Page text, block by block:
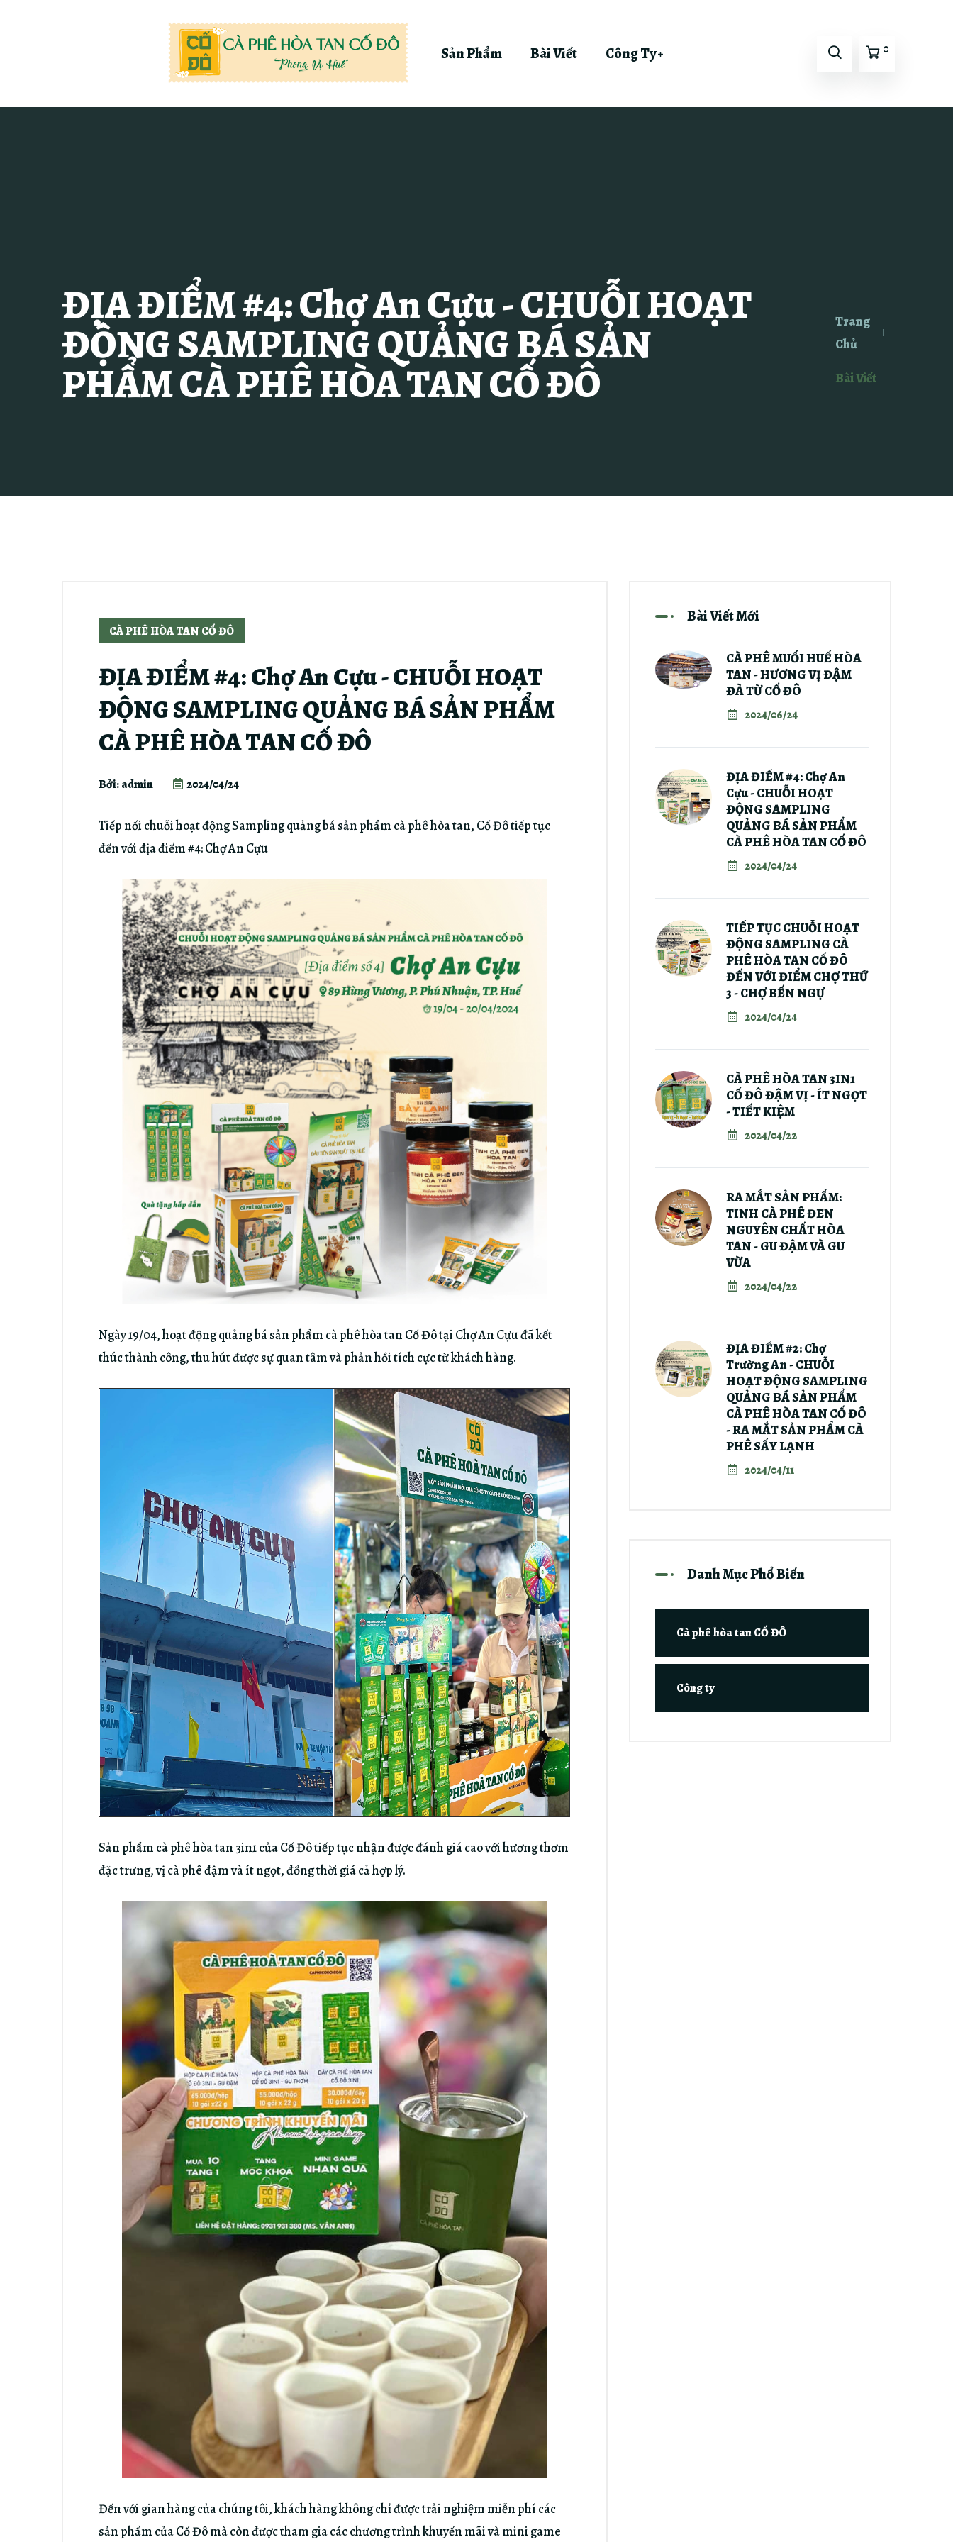
Sản Phẩm Bài Viết Công Ty 0
ĐỊA ĐIỂM #4: Chợ An Cựu - CHUỖI HOẠT
ĐỘNG SAMPLING QUẢNG BÁ SẢN
PHẨM CÀ PHÊ HÒA TAN CỐ ĐÔ
Trang
Chủ
Bài Viết
CÀ PHÊ HÒA TAN CỐ ĐÔ
ĐỊA ĐIỂM #4: Chợ An Cựu - CHUỖI HOẠT
ĐỘNG SAMPLING QUẢNG BÁ SẢN PHẨM
CÀ PHÊ HÒA TAN CỐ ĐÔ
Bởi: admin 2024/04/24
Tiếp nối chuỗi hoạt động Sampling quảng bá sản phẩm cà phê hòa tan, Cố Đô tiếp tục
đến với địa điểm #4: Chợ An Cựu
Ngày 19/04, hoạt động quảng bá sản phẩm cà phê hòa tan Cố Đô tại Chợ An Cựu đã kết
thúc thành công, thu hút được sự quan tâm và phản hồi tích cực từ khách hàng.
Sản phẩm cà phê hòa tan 3in1 của Cố Đô tiếp tục nhận được đánh giá cao với hương thơm
đặc trưng, vị cà phê đậm và ít ngọt, đồng thời giá cả hợp lý.
Đến với gian hàng của chúng tôi, khách hàng không chỉ được trải nghiệm miễn phí các
sản phẩm của Cố Đô mà còn được tham gia các chương trình khuyến mãi và mini game
Bài Viết Mới
CÀ PHÊ MUỐI HUẾ HÒA
TAN - HƯƠNG VỊ ĐẬM
ĐÀ TỪ CỐ ĐÔ
2024/06/24
ĐỊA ĐIỂM #4: Chợ An
Cựu - CHUỖI HOẠT
ĐỘNG SAMPLING
QUẢNG BÁ SẢN PHẨM
CÀ PHÊ HÒA TAN CỐ ĐÔ
2024/04/24
TIẾP TỤC CHUỖI HOẠT
ĐỘNG SAMPLING CÀ
PHÊ HÒA TAN CỐ ĐÔ
ĐẾN VỚI ĐIỂM CHỢ THỨ
3 - CHỢ BẾN NGỰ
2024/04/24
CÀ PHÊ HÒA TAN 3IN1
CỐ ĐÔ ĐẬM VỊ - ÍT NGỌT
- TIẾT KIỆM
2024/04/22
RA MẮT SẢN PHẨM:
TINH CÀ PHÊ ĐEN
NGUYÊN CHẤT HÒA
TAN - GU ĐẬM VÀ GU
VỪA
2024/04/22
ĐỊA ĐIỂM #2: Chợ
Trường An - CHUỖI
HOẠT ĐỘNG SAMPLING
QUẢNG BÁ SẢN PHẨM
CÀ PHÊ HÒA TAN CỐ ĐÔ
- RA MẮT SẢN PHẨM CÀ
PHÊ SẤY LẠNH
2024/04/11
Danh Mục Phổ Biến
Cà phê hòa tan CỐ ĐÔ
Công ty